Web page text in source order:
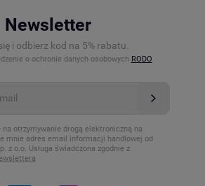
Newsletter
i odbierz kod na 5% rabatu.
o ochronie danych osobowych RODO
na otrzymywanie drogą elektroniczną na
mnie adres email informacji handlowej od
z o.o. Usługa świadczona zgodnie z